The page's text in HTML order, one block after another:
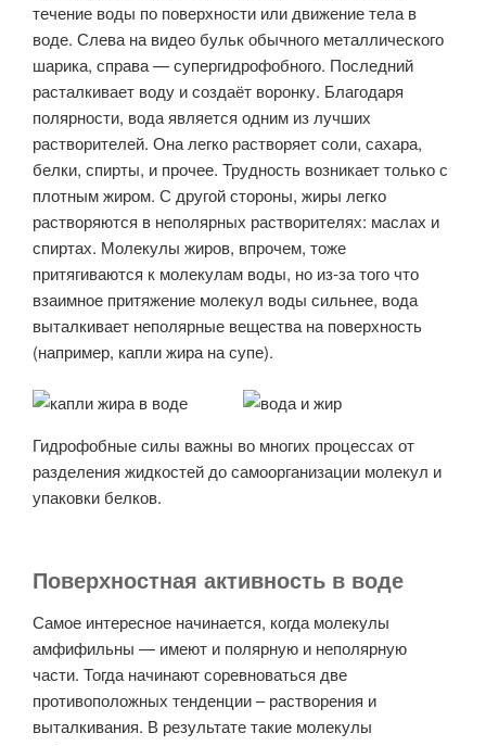
течение воды по поверхности или движение тела в
воде. Слева на видео бульк обычного металлического
шарика, справа — супергидрофобного. Последний
расталкивает воду и создаёт воронку. Благодаря
полярности, вода является одним из лучших
растворителей. Она легко растворяет соли, сахара,
белки, спирты, и прочее. Трудность возникает только с
плотным жиром. С другой стороны, жиры легко
растворяются в неполярных растворителях: маслах и
спиртах. Молекулы жиров, впрочем, тоже
притягиваются к молекулам воды, но из-за того что
взаимное притяжение молекул воды сильнее, вода
выталкивает неполярные вещества на поверхность
(например, капли жира на супе).
Гидрофобные силы важны во многих процессах от
разделения жидкостей до самоорганизации молекул и
упаковки белков.
Поверхностная активность в воде
Самое интересное начинается, когда молекулы
амфифильны — имеют и полярную и неполярную
части. Тогда начинают соревноваться две
противоположных тенденции – растворения и
выталкивания. В результате такие молекулы